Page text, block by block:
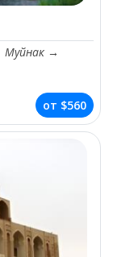
Муйнак →
от $560